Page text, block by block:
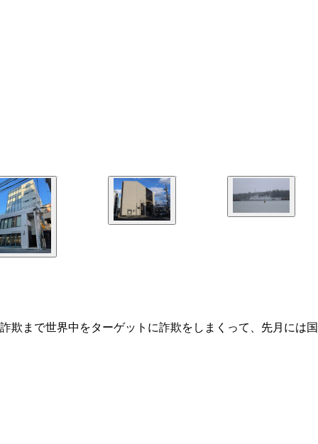
欺まで世界中をターゲットに詐欺をしまくって、先月には国